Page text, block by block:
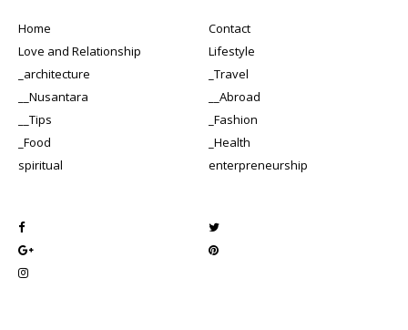
Home
Contact
Love and Relationship
Lifestyle
_architecture
_Travel
__Nusantara
__Abroad
__Tips
_Fashion
_Food
_Health
spiritual
enterpreneurship